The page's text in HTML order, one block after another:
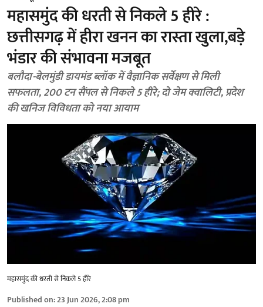
महासमुंद की धरती से निकले 5 हीरे :
छत्तीसगढ़ में हीरा खनन का रास्ता खुला,बड़े
भंडार की संभावना मजबूत
बलौदा-बेलमुंडी डायमंड ब्लॉक में वैज्ञानिक सर्वेक्षण से मिली
सफलता, 200 टन सैंपल से निकले 5 हीरे; दो जेम क्वालिटी, प्रदेश
की खनिज विविधता को नया आयाम
महासमुंद की धरती से निकले 5 हीरे
Published on:23 Jun 2026, 2:08 pm